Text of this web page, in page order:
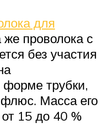
для
же проволока с
без участия
форме трубки,
Масса его
15 до 40 %